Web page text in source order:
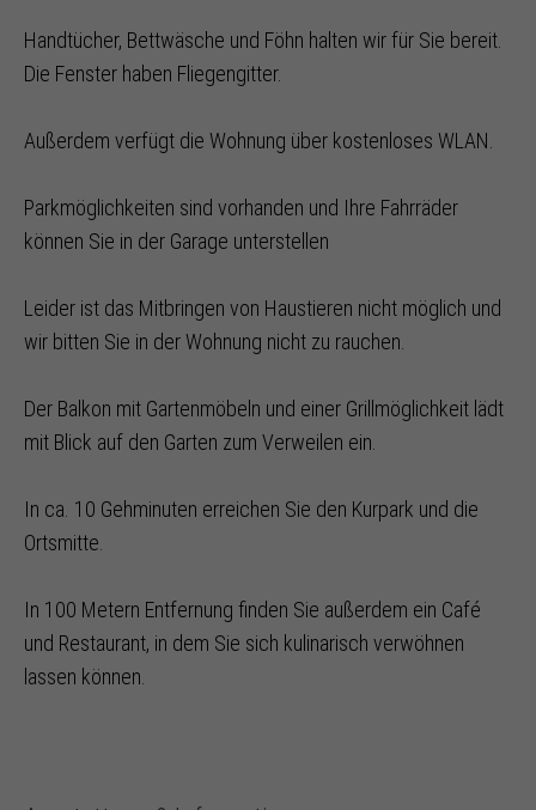
Handtücher, Bettwäsche und Föhn halten wir für Sie bereit.
Die Fenster haben Fliegengitter.
Außerdem verfügt die Wohnung über kostenloses WLAN.
Parkmöglichkeiten sind vorhanden und Ihre Fahrräder
können Sie in der Garage unterstellen
Leider ist das Mitbringen von Haustieren nicht möglich und
wir bitten Sie in der Wohnung nicht zu rauchen.
Der Balkon mit Gartenmöbeln und einer Grillmöglichkeit lädt
mit Blick auf den Garten zum Verweilen ein.
In ca. 10 Gehminuten erreichen Sie den Kurpark und die
Ortsmitte.
In 100 Metern Entfernung finden Sie außerdem ein Café
und Restaurant, in dem Sie sich kulinarisch verwöhnen
lassen können.